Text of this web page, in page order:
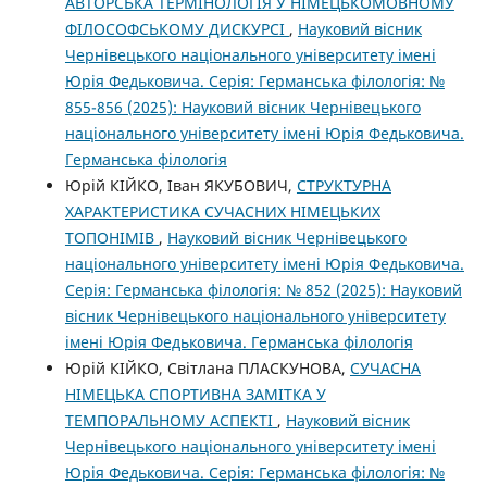
ФІЛОСОФСЬКОМУ ДИСКУРСІ , Науковий вісник
Чернівецького національного університету імені
Юрія Федьковича. Серія: Германська філологія: №
855-856 (2025): Науковий вісник Чернівецького
національного університету імені Юрія Федьковича.
Германська філологія
Юрій КІЙКО, Іван ЯКУБОВИЧ, CТРУКТУРНА
ХАРАКТЕРИСТИКА СУЧАСНИХ НІМЕЦЬКИХ
ТОПОНІМІВ , Науковий вісник Чернівецького
національного університету імені Юрія Федьковича.
Серія: Германська філологія: № 852 (2025): Науковий
вісник Чернівецького національного університету
імені Юрія Федьковича. Германська філологія
Юрій КІЙКО, Світлана ПЛАСКУНОВА, СУЧАСНА
НІМЕЦЬКА СПОРТИВНА ЗАМІТКА У
ТЕМПОРАЛЬНОМУ АСПЕКТІ , Науковий вісник
Чернівецького національного університету імені
Юрія Федьковича. Серія: Германська філологія: №